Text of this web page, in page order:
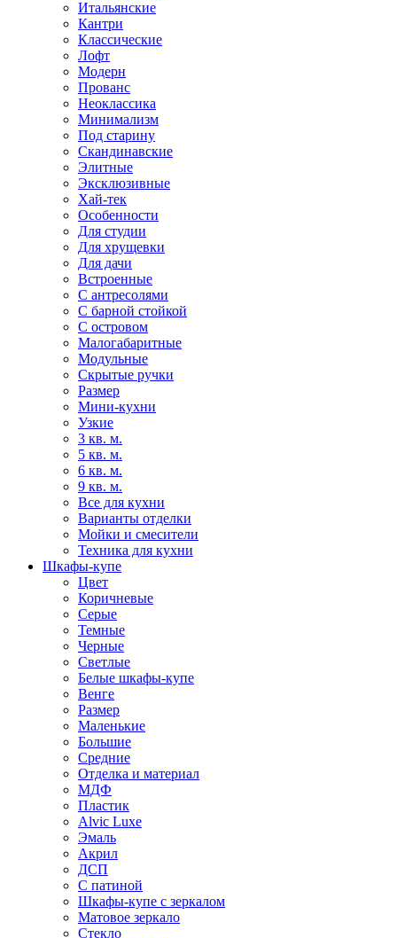
Итальянские
Кантри
Классические
Лофт
Модерн
Прованс
Неоклассика
Минимализм
Под старину
Скандинавские
Элитные
Эксклюзивные
Хай-тек
Особенности
Для студии
Для хрущевки
Для дачи
Встроенные
С антресолями
С барной стойкой
С островом
Малогабаритные
Модульные
Скрытые ручки
Размер
Мини-кухни
Узкие
3 кв. м.
5 кв. м.
6 кв. м.
9 кв. м.
Все для кухни
Варианты отделки
Мойки и смесители
Техника для кухни
Шкафы-купе
Цвет
Коричневые
Серые
Темные
Черные
Светлые
Белые шкафы-купе
Венге
Размер
Маленькие
Большие
Средние
Отделка и материал
МДФ
Пластик
Alvic Luxe
Эмаль
Акрил
ДСП
С патиной
Шкафы-купе с зеркалом
Матовое зеркало
Стекло